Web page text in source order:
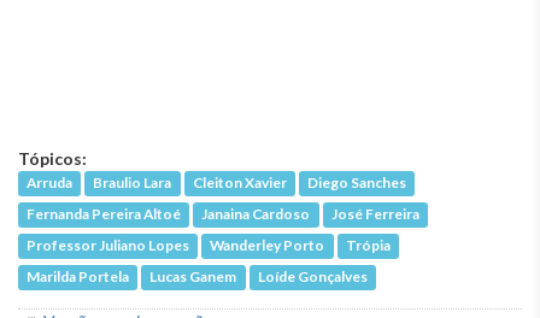
Tópicos:
Arruda Braulio Lara Cleiton Xavier
Diego Sanches
Fernanda Pereira Altoé
Janaina Cardoso
José Ferreira
Professor Juliano Lopes
Wanderley Porto
Trópia
Marilda Portela
Lucas Ganem Loíde Gonçalves